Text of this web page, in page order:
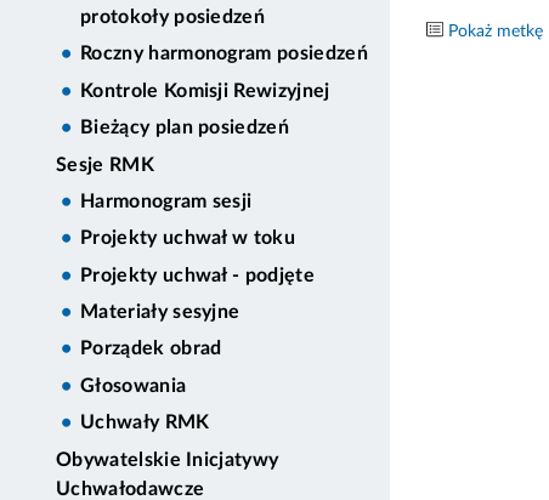
protokoły posiedzeń
Roczny harmonogram posiedzeń
Kontrole Komisji Rewizyjnej
Bieżący plan posiedzeń
Sesje RMK
Harmonogram sesji
Projekty uchwał w toku
Projekty uchwał - podjęte
Materiały sesyjne
Porządek obrad
Głosowania
Uchwały RMK
Obywatelskie Inicjatywy
Uchwałodawcze
Pokaż metkę